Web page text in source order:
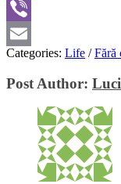
WhatsApp
Viber
Email
Categories: Life / Fără
Post Author: